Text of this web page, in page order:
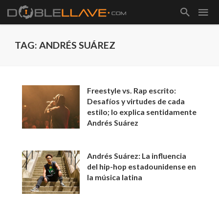
TAG: ANDRÉS SUÁREZ
Freestyle vs. Rap escrito:
Desafíos y virtudes de cada
estilo; lo explica sentidamente
Andrés Suárez
Andrés Suárez: La influencia
del hip-hop estadounidense en
la música latina